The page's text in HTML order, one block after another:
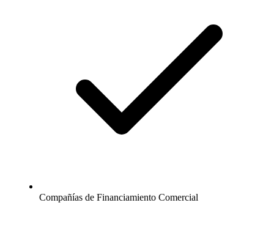
Compañías de Financiamiento Comercial